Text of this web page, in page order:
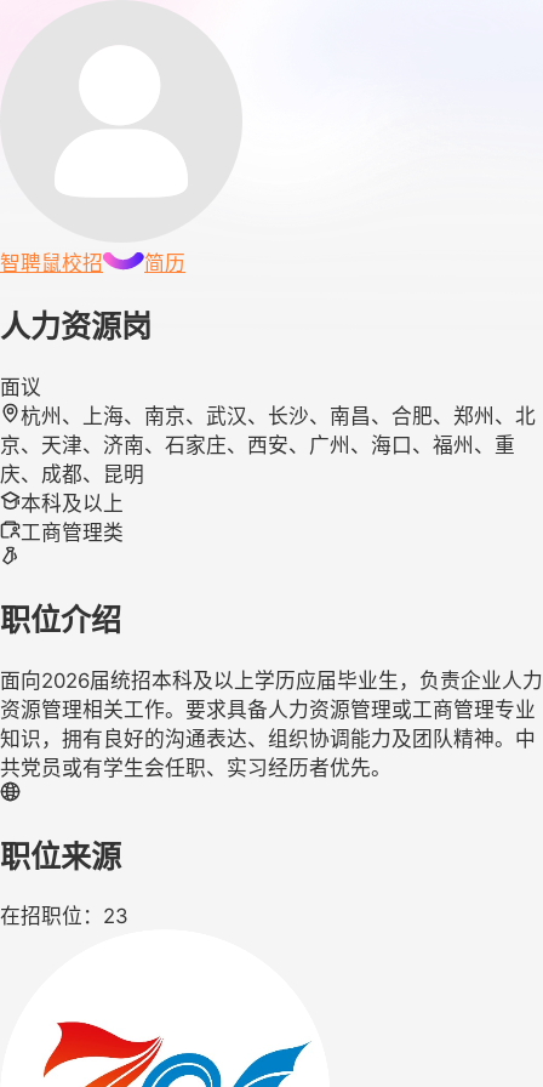
智聘鼠校招 简历
人力资源岗
面议
杭州、上海、南京、武汉、长沙、南昌、合肥、郑州、北
京、天津、济南、石家庄、西安、广州、海口、福州、重
庆、成都、昆明
本科及以上
工商管理类
职位介绍
面向2026届统招本科及以上学历应届毕业生，负责企业人力
资源管理相关工作。要求具备人力资源管理或工商管理专业
知识，拥有良好的沟通表达、组织协调能力及团队精神。中
共党员或有学生会任职、实习经历者优先。
职位来源
在招职位：23